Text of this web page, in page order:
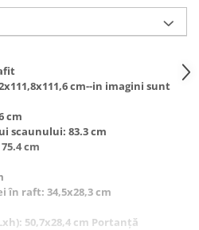
cm--in imagini sunt
cm
scaunului: 83.3 cm
cm
raft: 34,5x28,3 cm
50,7x28,4 cm Portanţă